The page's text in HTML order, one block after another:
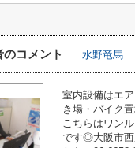
のコメント 水野竜馬
室内設備はエ
き場・バイク
こちらはワン
です◎大阪市西